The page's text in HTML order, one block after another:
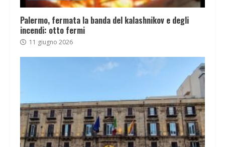
Palermo, fermata la banda del kalashnikov e degli
incendi: otto fermi
11 giugno 2026